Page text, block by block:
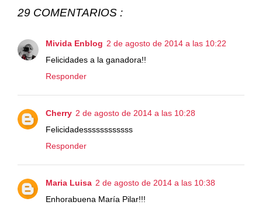
29 COMENTARIOS :
Mivida Enblog 2 de agosto de 2014 a las 10:22
Felicidades a la ganadora!!
Responder
Cherry 2 de agosto de 2014 a las 10:28
Felicidadessssssssssss
Responder
Maria Luisa 2 de agosto de 2014 a las 10:38
Enhorabuena María Pilar!!!